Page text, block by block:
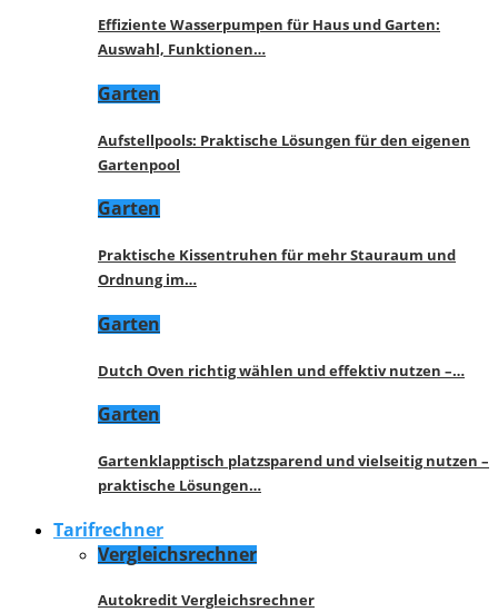
Effiziente Wasserpumpen für Haus und Garten:
Auswahl, Funktionen…
Garten
Aufstellpools: Praktische Lösungen für den eigenen
Gartenpool
Garten
Praktische Kissentruhen für mehr Stauraum und
Ordnung im…
Garten
Dutch Oven richtig wählen und effektiv nutzen –…
Garten
Gartenklapptisch platzsparend und vielseitig nutzen –
praktische Lösungen…
Tarifrechner
Vergleichsrechner
Autokredit Vergleichsrechner